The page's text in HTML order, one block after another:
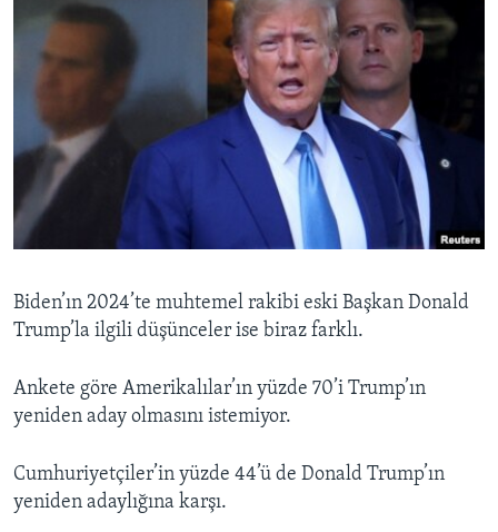
Biden’ın 2024’te muhtemel rakibi eski Başkan Donald
Trump’la ilgili düşünceler ise biraz farklı.
Ankete göre Amerikalılar’ın yüzde 70’i Trump’ın
yeniden aday olmasını istemiyor.
Cumhuriyetçiler’in yüzde 44’ü de Donald Trump’ın
yeniden adaylığına karşı.